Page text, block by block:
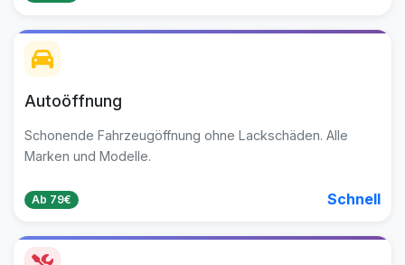
Autoöffnung
Schonende Fahrzeugöffnung ohne Lackschäden. Alle
Marken und Modelle.
Ab 79€ Schnell